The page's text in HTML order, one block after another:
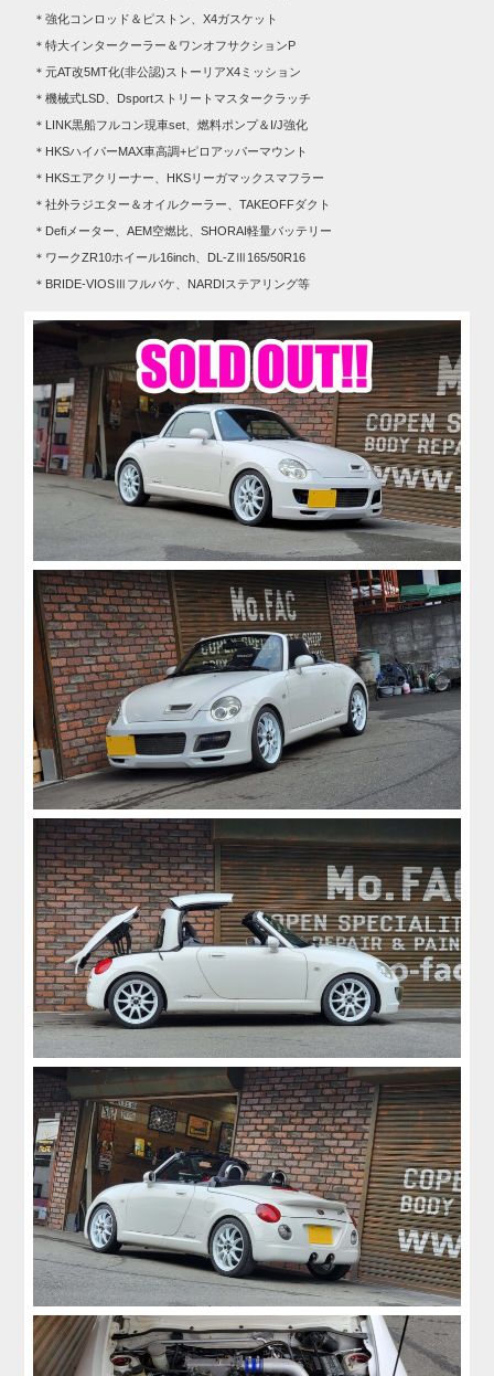
＊強化コンロッド＆ピストン、X4ガスケット
＊特大インタークーラー＆ワンオフサクションP
＊元AT改5MT化(非公認)ストーリアX4ミッション
＊機械式LSD、Dsportストリートマスタークラッチ
＊LINK黒船フルコン現車set、燃料ポンプ＆I/J強化
＊HKSハイパーMAX車高調+ピロアッパーマウント
＊HKSエアクリーナー、 HKSリーガマックスマフラー
＊社外ラジエター＆オイルクーラー、TAKEOFFダクト
＊Defiメーター、AEM空燃比、SHORAI軽量バッテリー
＊ワークZR10ホイール16inch、DL-ZⅢ165/50R16
＊BRIDE-VIOSⅢフルバケ、NARDIステアリング等